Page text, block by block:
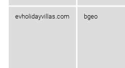
evholidayvillas.com bgeo